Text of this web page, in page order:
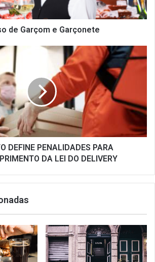
de Garçom e Garçonete
DEFINE PENALIDADES PARA
DA LEI DO DELIVERY